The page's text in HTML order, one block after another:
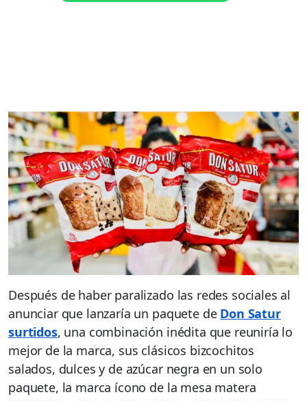
Después de haber paralizado las redes sociales al
anunciar que lanzaría un paquete de Don Satur
surtidos, una combinación inédita que reuniría lo
mejor de la marca, sus clásicos bizcochitos
salados, dulces y de azúcar negra en un solo
paquete, la marca ícono de la mesa matera